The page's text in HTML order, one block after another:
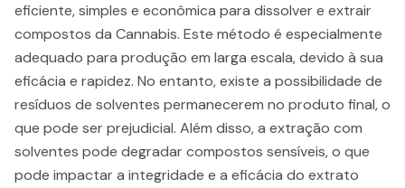
eficiente, simples e econômica para dissolver e extrair
compostos da Cannabis. Este método é especialmente
adequado para produção em larga escala, devido à sua
eficácia e rapidez. No entanto, existe a possibilidade de
resíduos de solventes permanecerem no produto final, o
que pode ser prejudicial. Além disso, a extração com
solventes pode degradar compostos sensíveis, o que
pode impactar a integridade e a eficácia do extrato